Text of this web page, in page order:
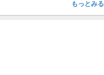
もっとみる